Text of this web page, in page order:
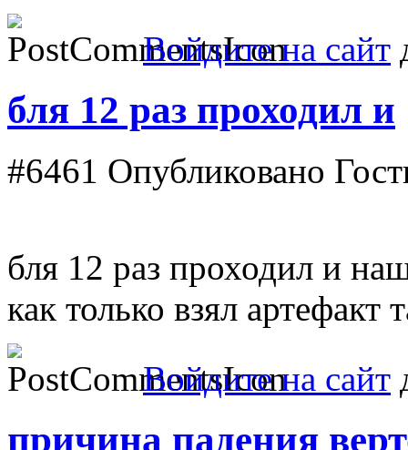
Войдите на сайт
бля 12 раз проходил и
#6461 Опубликовано
бля 12 раз проходил и
как только взял артефакт
Войдите на сайт
причина падения